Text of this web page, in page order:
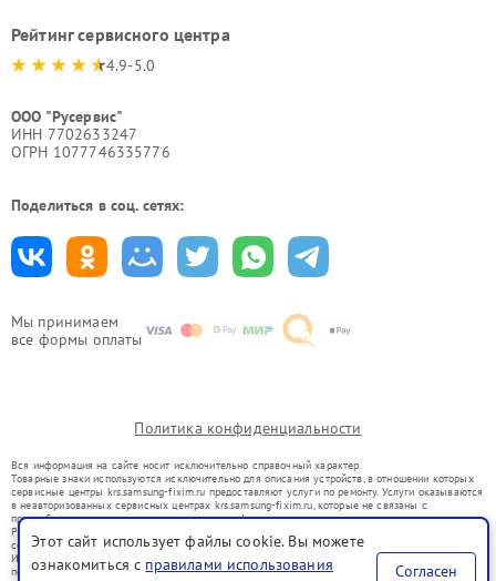
Мы принимаем
все формы оплаты
Рейтинг сервисного центра
4.9-5.0
ООО "Русервис"
ИНН 7702633247
ОГРН 1077746335776
Поделиться в соц. сетях:
Политика конфиденциальности
Вся информация на сайте носит исключительно справочный характер.
Товарные знаки используются исключительно для описания устройств, в отношении которых
сервисные центры krs.samsung-fixim.ru предоставляют услуги по ремонту. Услуги оказываются
в неавторизованных сервисных центрах krs.samsung-fixim.ru, которые не связаны с
правообладателями товарных знаков или их официальными представителями.
Ремонт осуществляется для устройств, уже введенных в гражданский оборот в соответствии
со статьей 1487 ГК РФ.
Использование товарных знаков не преследует цели индивидуализации услуг или введения
потребителей в заблуждение, а служит для информирования о предоставляемых услугах по
Этот сайт использует файлы cookie. Вы можете
ознакомиться с правилами использования
Согласен